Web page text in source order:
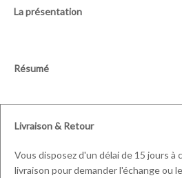
La présentation
Résumé
Livraison & Retour
Vous disposez d'un délai de 15 jours à
livraison pour demander l'échange ou